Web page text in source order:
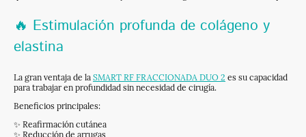
🔥 Estimulación profunda de colágeno y
elastina
La gran ventaja de la SMART RF FRACCIONADA DUO 2 es su capacidad
para trabajar en profundidad sin necesidad de cirugía.
Beneficios principales:
✨ Reafirmación cutánea
✨ Reducción de arrugas